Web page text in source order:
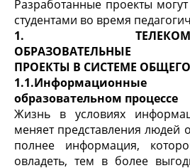
Разработанные проекты
студентами во время
1.
ОБРАЗОВАТЕЛЬНЫЕ
ПРОЕКТЫ В СИСТЕМЕ
образовательном процессе
Жизнь в условиях
меняет представления
полнее информация,
овладеть, тем в более